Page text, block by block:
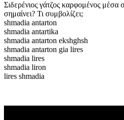
Σιδερένιος γάτζος καρφομένος μέσα
σημαίνει? Τι συμβολίζει;
shmadia antarton
shmadia antartika
shmadia antarton ekshghsh
shmadia antarton gia lires
shmadia lires
shmadia liron
lires shmadia